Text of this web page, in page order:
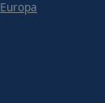
Europa